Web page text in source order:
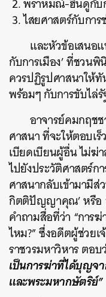
ไสยศาสตร์กับการ
และหัวข้อเสนอ
กับการเมือง’ ที่ชวน
ควรปฏิรูปศาสนาให้
พร้อมๆ กับการขับไล่
อาจารย์คมกฤช
ศาสนา ที่จะให้ตอบเ
เบียดเบียนผู้อื่น ไม่
ไปยังประวัติศาสตร์ก
ศาสนากลับเข้ามามีส่
กิตติปัญญาคุณ’ หรือ
คำถามสื่อที่ว่า “การ
ไหม?” ซึ่งอดีตผู้ช่วย
ราชวรมหาวิหาร ตอบ
เป็นการฆ่าที่ได้บุญจ
และพระมหากษัตริย์”